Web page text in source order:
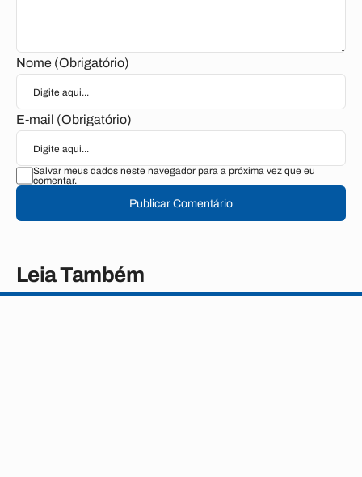
Nome (Obrigatório)
E-mail (Obrigatório)
Salvar meus dados neste navegador para a próxima vez que eu
comentar.
Publicar Comentário
Leia Também